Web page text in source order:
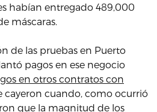
habían entregado 489,000
máscaras.
de las pruebas en Puerto
pagos en ese negocio
en otros contratos con
cayeron cuando, como ocurrió
que la magnitud de los